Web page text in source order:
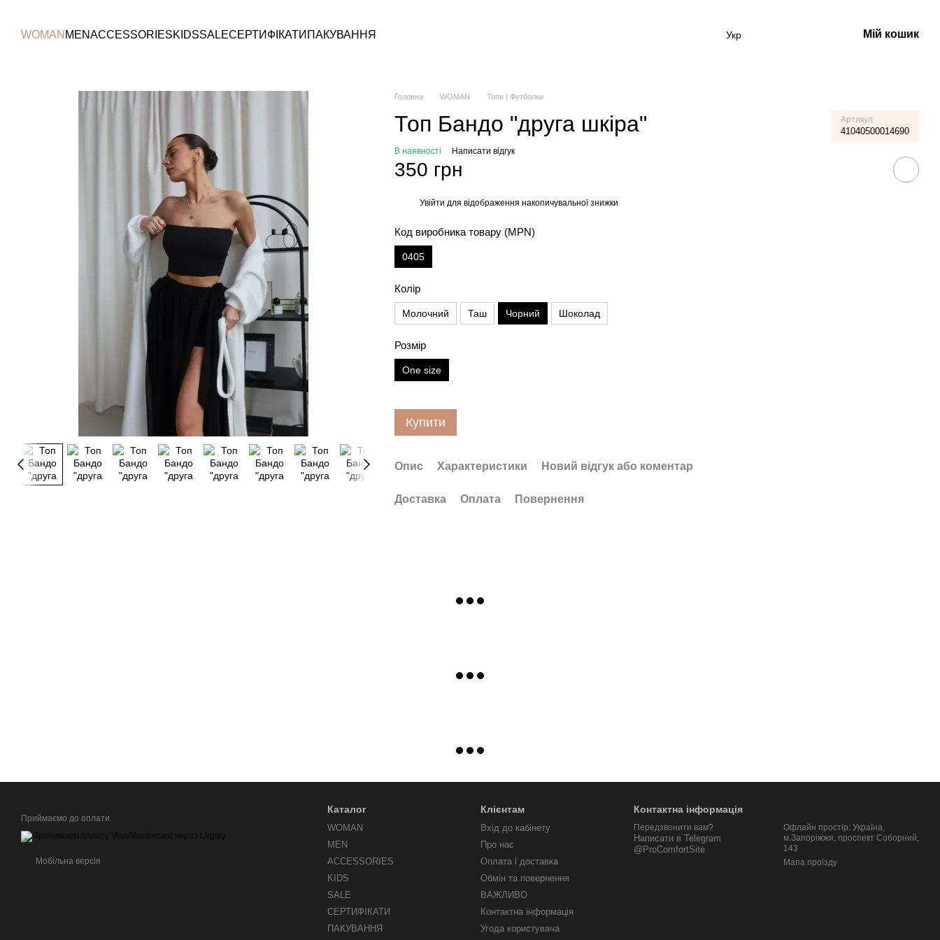
WOMAN MENACCESSORIESKIDSSALEСЕРТИФІКАТИ ПАКУВАННЯ Укр Мій кошик
Головна WOMAN Топи | Футболки
Топ Бандо "друга шкіра" Артикул
41040500014690
В наявності Написати відгук
350 грн
Увійти для відображення накопичувальної знижки
Код виробника товару (MPN)
0405
Колір
Молочний Таш Чорний Шоколад
Розмір
One size
Купити
Опис Характеристики Новий відгук або коментар
Доставка Оплата Повернення
Приймаємо до оплати
Мобільна версія
Каталог
WOMAN
MEN
ACCESSORIES
KIDS
SALE
СЕРТИФІКАТИ
ПАКУВАННЯ
Клієнтам
Вхід до кабінету
Про нас
Оплата і доставка
Обмін та повернення
ВАЖЛИВО
Контактна інформація
Угода користувача
Контактна інформація
Передзвонити вам?
Написати в Telegram
@ProComfortSite
Офлайн простір: Україна,
м.Запоріжжя, проспект Соборний,
143
Мапа проїзду